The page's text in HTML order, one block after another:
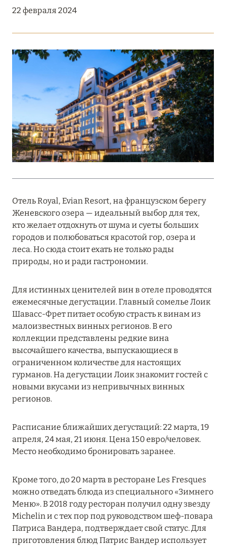
22 февраля 2024
THE ST. REGIS MALDIVES VOMMULI:
МАНИФЕСТ ЭСТЕТИКИ В САМОМ СЕРДЦЕ
Подробнее
27 апреля 2026
ПОЛНАЯ ПЕРЕЗАГРУЗКА: JUMEIRAH BALI,
ПРЯМОЙ ПЕРЕЛЁТ
20 марта 2026
MARCH GRAND ESCAPE: ПРЕДЛОЖЕНИЕ ОТ Á
LA CARTE PREMIUM ПО ОТЕЛЮ WALDORF
ASTORIA MALDIVES ITHAAFUSHI, МАЛЬДИВЫ
12 ноября 2025
MANDARIN ORIENTAL JUMEIRA — SUITE
NOVEMBER
Подробнее
13 мая 2025
DUBAI AT JUMEIRAH BEACH ПО ЛУЧШИМ
ЦЕНАМ
04 апреля 2025
ATLANTIS THE PALM: НОВЫЙ ПАКЕТ
НАПИТКОВ ДЛЯ HB И FB
Подробнее
Отель Royal, Evian Resort, на французском берегу
Женевского озера — идеальный выбор для тех,
кто желает отдохнуть от шума и суеты больших
городов и полюбоваться красотой гор, озера и
леса. Но сюда стоит ехать не только рады
природы, но и ради гастрономии.
Для истинных ценителей вин в отеле проводятся
ежемесячные дегустации. Главный сомелье Лоик
Шавасс-Фрет питает особую страсть к винам из
малоизвестных винных регионов. В его
коллекции представлены редкие вина
высочайшего качества, выпускающиеся в
ограниченном количестве для настоящих
гурманов. На дегустации Лоик знакомит гостей с
новыми вкусами из непривычных винных
регионов.
Расписание ближайших дегустаций: 22 марта, 19
апреля, 24 мая, 21 июня. Цена 150 евро/человек.
Место необходимо бронировать заранее.
Кроме того, до 20 марта в ресторане Les Fresques
можно отведать блюда из специального «Зимнего
Меню». В 2018 году ресторан получил одну звезду
Michelin и с тех пор под руководством шеф-повара
Патриса Вандера, подтверждает свой статус. Для
приготовления блюд Патрис Вандер использует